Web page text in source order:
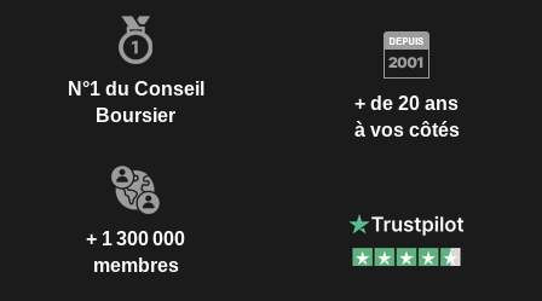
N°1 du Conseil
Boursier
+ de 20 ans
à vos côtés
+ 1 300 000
membres